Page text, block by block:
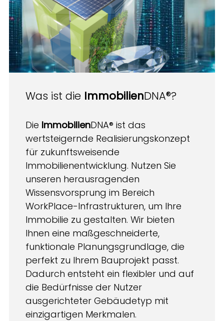
Was ist die ImmobilienDNA®?
Die ImmobilienDNA® ist das
wertsteigernde ​Realisierungskonzept
für zukunftsweisende ​
Immobilienentwicklung. Nutzen Sie
unseren herausragenden
Wissensvorsprung im Bereich
WorkPlace-Infrastrukturen, um Ihre
Immobilie zu gestalten. Wir bieten
Ihnen eine maßgeschneiderte,
funktionale Planungsgrundlage, die
perfekt zu Ihrem Bauprojekt passt.
Dadurch entsteht ein flexibler und auf
die Bedürfnisse der Nutzer
ausgerichteter Gebäudetyp mit
einzigartigen Merkmalen.